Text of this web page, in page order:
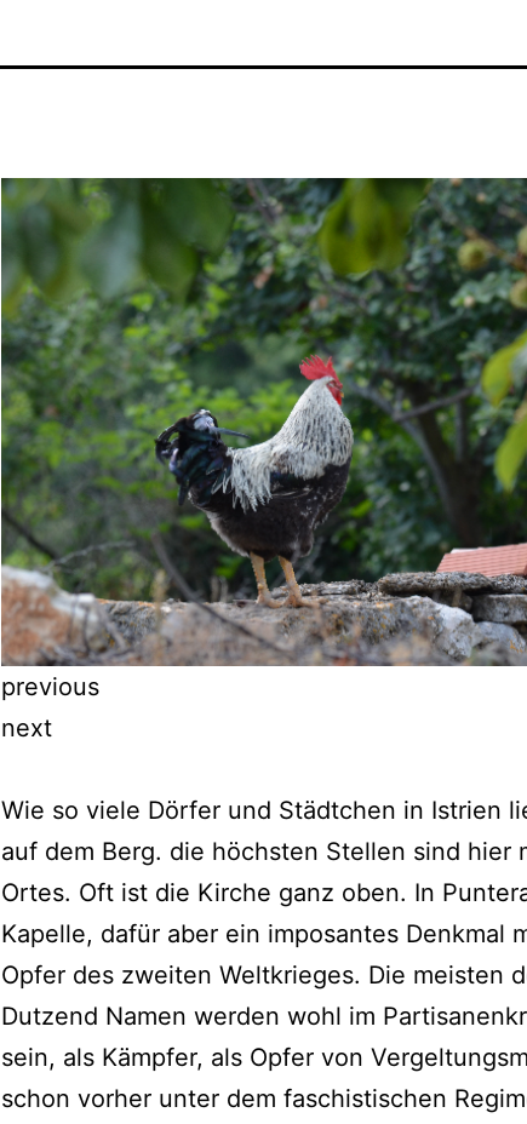
previous
next
Wie so viele Dörfer und Städtchen in Istrien
auf dem Berg. die höchsten Stellen sind hier
Ortes. Oft ist die Kirche ganz oben. In
Kapelle, dafür aber ein imposantes Denkmal
Opfer des zweiten Weltkrieges. Die meisten
Dutzend Namen werden wohl im
sein, als Kämpfer, als Opfer von
schon vorher unter dem faschistischen